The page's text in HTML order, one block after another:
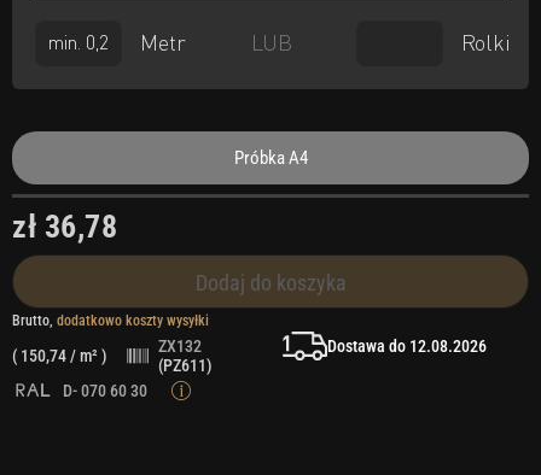
Metr LUB Rolki
Próbka A4
zł 36,78
Dodaj do koszyka
Brutto, dodatkowo koszty wysyłki
( 150,74/ m² )
ZX132
(PZ611)
D- 070 60 30
Dostawa do 12.08.2026